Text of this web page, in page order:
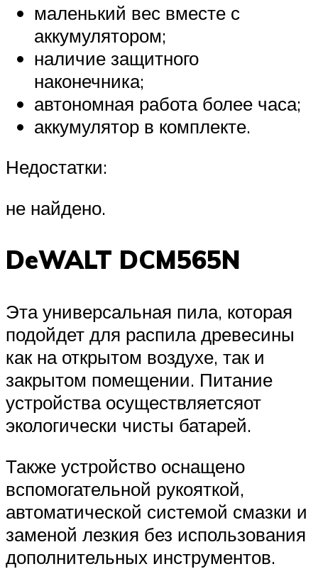
маленький вес вместе с
аккумулятором;
наличие защитного
наконечника;
автономная работа более часа;
аккумулятор в комплекте.
Недостатки:
не найдено.
DeWALT DCM565N
Эта универсальная пила, которая
подойдет для распила древесины
как на открытом воздухе, так и
закрытом помещении. Питание
устройства осуществляетсяот
экологически чисты батарей.
Также устройство оснащено
вспомогательной рукояткой,
автоматической системой смазки и
заменой лезкия без использования
дополнительных инструментов.